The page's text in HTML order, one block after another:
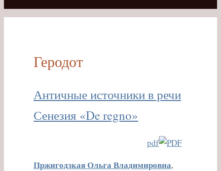
Геродот
Античные источники в речи
Сенезия «De regno»
pdf
Пржигодзкая Ольга Владимировна,